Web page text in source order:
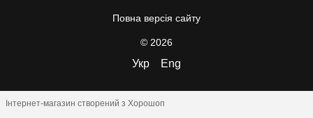
Повна версія сайту
© 2026
Укр Eng
Інтернет-магазин створений з Хорошоп